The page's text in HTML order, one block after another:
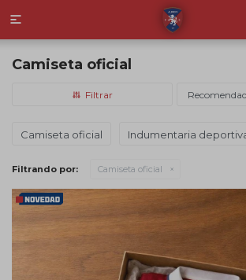

Camiseta oficial
Camiseta oficial Indumentaria
Filtrando por: Camiseta oficial